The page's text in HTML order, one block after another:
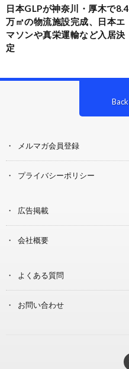
日本GLPが神奈川・厚木で8.4
万㎡の物流施設完成、日本エ
マソンや真栄運輸など入居決
定
メルマガ会員登録
プライバシーポリシー
広告掲載
会社概要
よくある質問
お問い合わせ